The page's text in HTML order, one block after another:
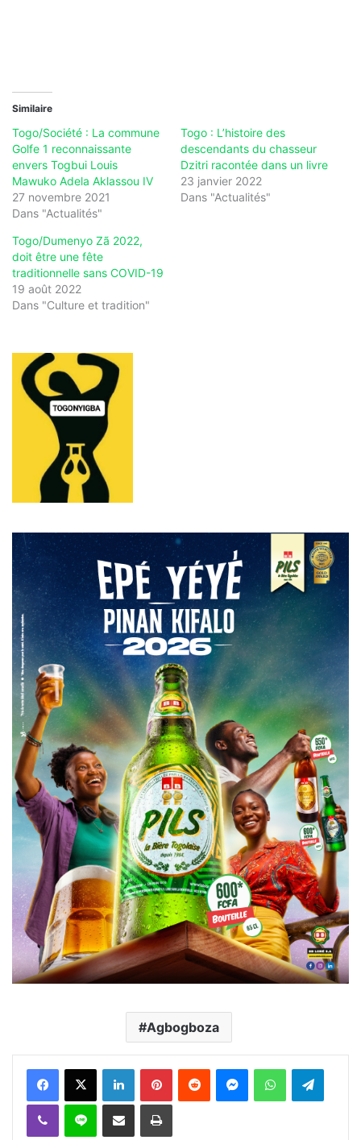
Similaire
Togo/Société : La commune
Golfe 1 reconnaissante
envers Togbui Louis
Mawuko Adela Aklassou IV
27 novembre 2021
Dans "Actualités"
Togo : L’histoire des
descendants du chasseur
Dzitri racontée dans un livre
23 janvier 2022
Dans "Actualités"
Togo/Dumenyo Zã 2022,
doit être une fête
traditionnelle sans COVID-19
19 août 2022
Dans "Culture et tradition"
Agbogboza
FacebookX Linkedin PinterestReddit MessengerWhatsAppTelegram
Viber Ligne Partager par email Imprimer